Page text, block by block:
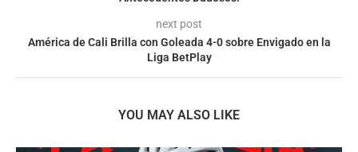
next post
América de Cali Brilla con Goleada 4-0 sobre Envigado en la
Liga BetPlay
YOU MAY ALSO LIKE